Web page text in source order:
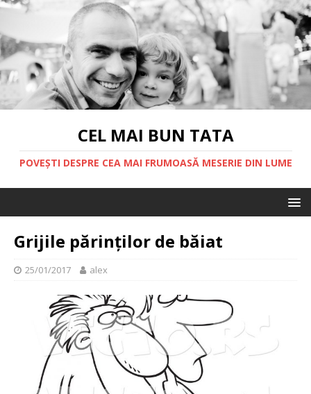
CEL MAI BUN TATA
POVEȘTI DESPRE CEA MAI FRUMOASĂ MESERIE DIN LUME
Grijile părinților de băiat
25/01/2017 alex